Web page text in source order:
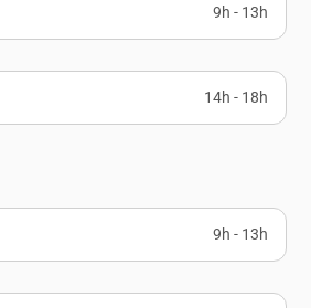
9h - 13h
14h - 18h
9h - 13h